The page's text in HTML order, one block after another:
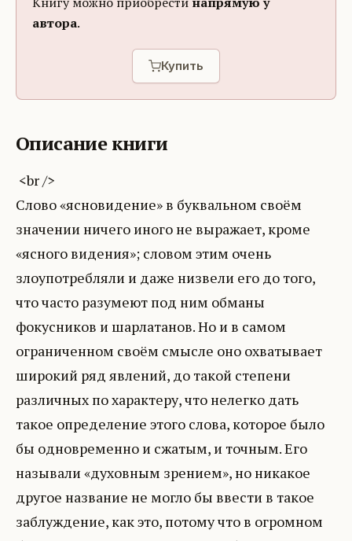
автора.
Купить
Описание книги
<br />
Слово «ясновидение» в буквальном своём
значении ничего иного не выражает, кроме
«ясного видения»; словом этим очень
злоупотребляли и даже низвели его до того,
что часто разумеют под ним обманы
фокусников и шарлатанов. Но и в самом
ограниченном своём смысле оно охватывает
широкий ряд явлений, до такой степени
различных по характеру, что нелегко дать
такое определение этого слова, которое было
бы одновременно и сжатым, и точным. Его
называли «духовным зрением», но никакое
другое название не могло бы ввести в такое
заблуждение, как это, потому что в огромном